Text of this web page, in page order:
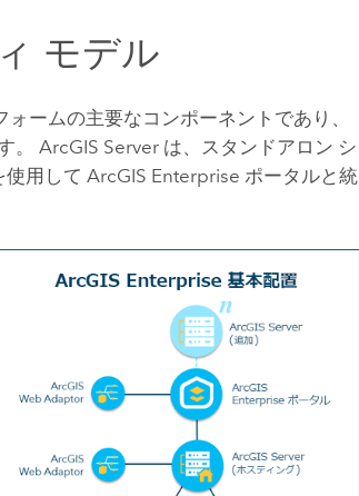
モデル
ォームの主要なコンポーネントであり、
。ArcGIS Server は、スタンドアロン シ
使用してArcGIS Enterprise ポータルと統